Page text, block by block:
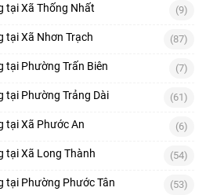
tại Xã Thống Nhất (9)
tại Xã Nhơn Trạch (87)
tại Phường Trấn Biên (7)
tại Phường Trảng Dài (61)
tại Xã Phước An (6)
tại Xã Long Thành (54)
tại Phường Phước Tân (53)